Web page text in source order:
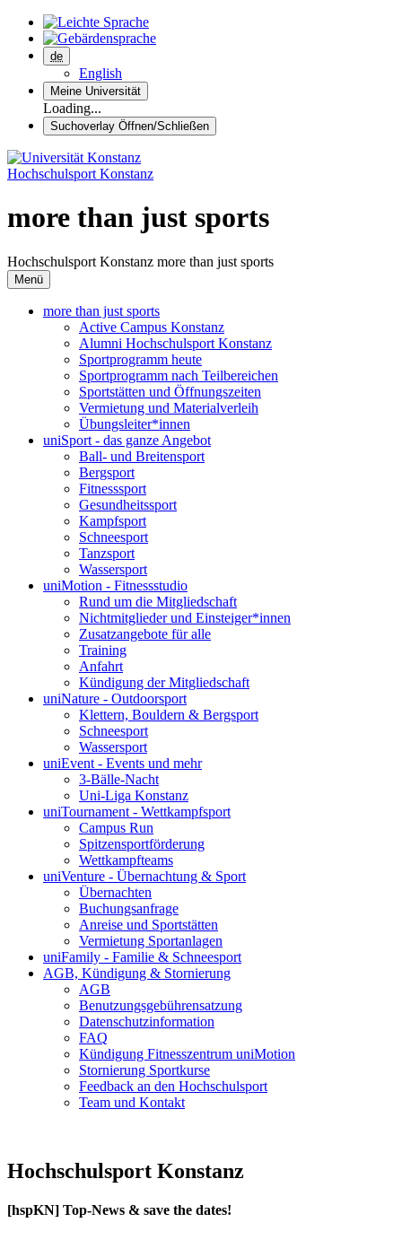
de
English
Meine Universität
Loading...
Suchoverlay Öffnen/Schließen
Hochschulsport Konstanz
more than just sports
Hochschulsport Konstanz more than just sports
Menü
more than just sports
Active Campus Konstanz
Alumni Hochschulsport Konstanz
Sportprogramm heute
Sportprogramm nach Teilbereichen
Sportstätten und Öffnungszeiten
Vermietung und Materialverleih
Übungsleiter*innen
uniSport - das ganze Angebot
Ball- und Breitensport
Bergsport
Fitnesssport
Gesundheitssport
Kampfsport
Schneesport
Tanzsport
Wassersport
uniMotion - Fitnessstudio
Rund um die Mitgliedschaft
Nichtmitglieder und Einsteiger*innen
Zusatzangebote für alle
Training
Anfahrt
Kündigung der Mitgliedschaft
uniNature - Outdoorsport
Klettern, Bouldern & Bergsport
Schneesport
Wassersport
uniEvent - Events und mehr
3-Bälle-Nacht
Uni-Liga Konstanz
uniTournament - Wettkampfsport
Campus Run
Spitzensportförderung
Wettkampfteams
uniVenture - Übernachtung & Sport
Übernachten
Buchungsanfrage
Anreise und Sportstätten
Vermietung Sportanlagen
uniFamily - Familie & Schneesport
AGB, Kündigung & Stornierung
AGB
Benutzungsgebührensatzung
Datenschutzinformation
FAQ
Kündigung Fitnesszentrum uniMotion
Stornierung Sportkurse
Feedback an den Hochschulsport
Team und Kontakt
Hochschulsport Konstanz
[hspKN] Top-News & save the dates!